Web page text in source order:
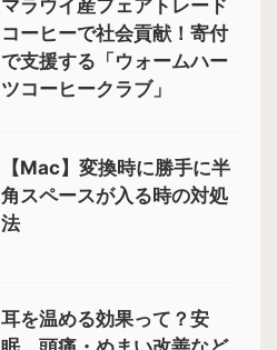
マラウイ産フェアトレード
コーヒーで社会貢献！寄付
で支援する「ウォームハー
ツコーヒークラブ」
【Mac】変換時に勝手に半
角スペースが入る時の対処
法
耳を温める効果って？安